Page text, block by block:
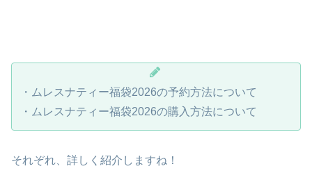
・ムレスナティー福袋2026の予約方法について
・ムレスナティー福袋2026の購入方法について
それぞれ、詳しく紹介しますね！